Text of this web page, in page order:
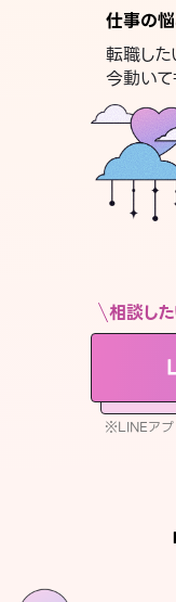
仕事の
転職した
今動い
相談し
※LINEアプ